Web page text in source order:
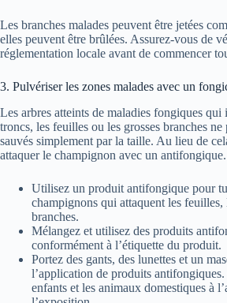
Les branches malades peuvent être jetées
elles peuvent être brûlées. Assurez-vous de
réglementation locale avant de commencer
3. Pulvériser les zones malades avec un
Les arbres atteints de maladies fongiques qui
troncs, les feuilles ou les grosses branches ne
sauvés simplement par la taille. Au lieu de
attaquer le champignon avec un antifongique.
Utilisez un produit antifongique pour
champignons qui attaquent les feuilles,
branches.
Mélangez et utilisez des produits
conformément à l’étiquette du produit.
Portez des gants, des lunettes et un
l’application de produits
enfants et les animaux domestiques à